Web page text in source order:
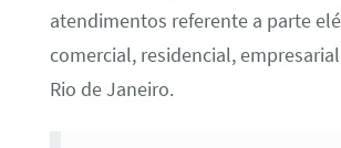
atendimentos referente a parte
comercial, residencial,
Rio de Janeiro.